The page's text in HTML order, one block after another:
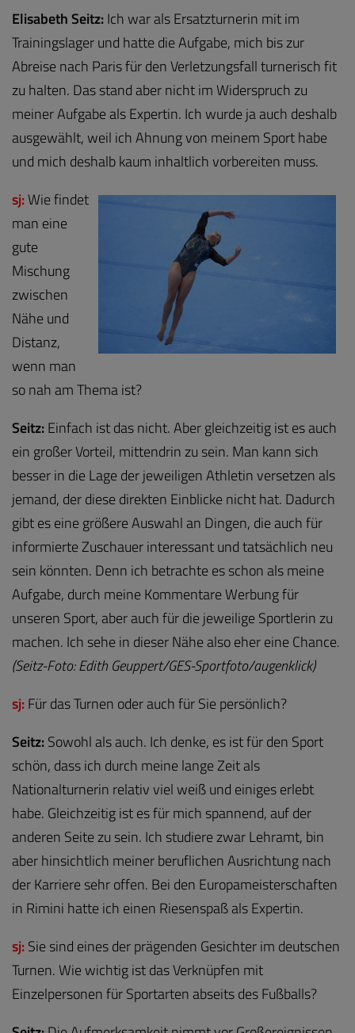
Elisabeth Seitz:Ich war als Ersatzturnerin mit im
Trainingslager und hatte die Aufgabe, mich bis zur
Abreise nach Paris für den Verletzungsfall turnerisch fit
zu halten. Das stand aber nicht im Widerspruch zu
meiner Aufgabe als Expertin. Ich wurde ja auch deshalb
ausgewählt, weil ich Ahnung von meinem Sport habe
und mich deshalb kaum inhaltlich vorbereiten muss.
sj:Wie findet
man eine
gute
Mischung
zwischen
Nähe und
Distanz,
wenn man
so nah am Thema ist?
Seitz:Einfach ist das nicht. Aber gleichzeitig ist es auch
ein großer Vorteil, mittendrin zu sein. Man kann sich
besser in die Lage der jeweiligen Athletin versetzen als
jemand, der diese direkten Einblicke nicht hat. Dadurch
gibt es eine größere Auswahl an Dingen, die auch für
informierte Zuschauer interessant und tatsächlich neu
sein könnten. Denn ich betrachte es schon als meine
Aufgabe, durch meine Kommentare Werbung für
unseren Sport, aber auch für die jeweilige Sportlerin zu
machen. Ich sehe in dieser Nähe also eher eine Chance.
(Seitz-Foto: Edith Geuppert/GES-Sportfoto/augenklick)
sj:Für das Turnen oder auch für Sie persönlich?
Seitz:Sowohl als auch. Ich denke, es ist für den Sport
schön, dass ich durch meine lange Zeit als
Nationalturnerin relativ viel weiß und einiges erlebt
habe. Gleichzeitig ist es für mich spannend, auf der
anderen Seite zu sein. Ich studiere zwar Lehramt, bin
aber hinsichtlich meiner beruflichen Ausrichtung nach
der Karriere sehr offen. Bei den Europameisterschaften
in Rimini hatte ich einen Riesenspaß als Expertin.
sj:Sie sind eines der prägenden Gesichter im deutschen
Turnen. Wie wichtig ist das Verknüpfen mit
Einzelpersonen für Sportarten abseits des Fußballs?